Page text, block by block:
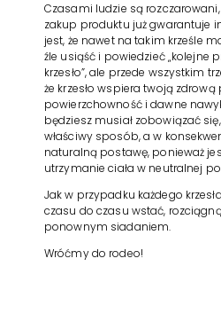
Czasami ludzie są
zakup produktu już gwarantuje
jest, że nawet na takim krześle
źle usiąść i powiedzieć „kolejne
krzesło”, ale przede wszystkim
że krzesło wspiera twoją
powierzchowność i dawne
będziesz musiał zobowiązać
właściwy sposób, a w
naturalną postawę, ponieważ
utrzymanie ciała w neutralnej
Jak w przypadku każdego
czasu do czasu wstać,
ponownym siadaniem.
Wróćmy do rodeo!